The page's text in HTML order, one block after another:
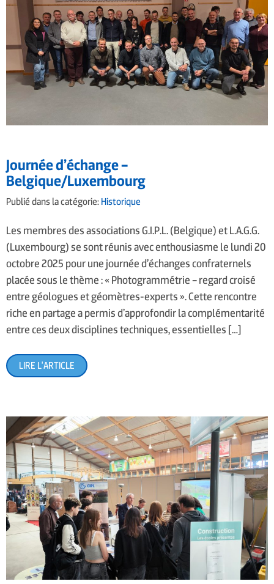
Journée d’échange –
Belgique/Luxembourg
Publié dans la catégorie:Historique
Les membres des associations G.I.P.L. (Belgique) et L.A.G.G.
(Luxembourg) se sont réunis avec enthousiasme le lundi 20
octobre 2025 pour une journée d’échanges confraternels
placée sous le thème : « Photogrammétrie – regard croisé
entre géologues et géomètres-experts ». Cette rencontre
riche en partage a permis d’approfondir la complémentarité
entre ces deux disciplines techniques, essentielles […]
LIRE L'ARTICLE